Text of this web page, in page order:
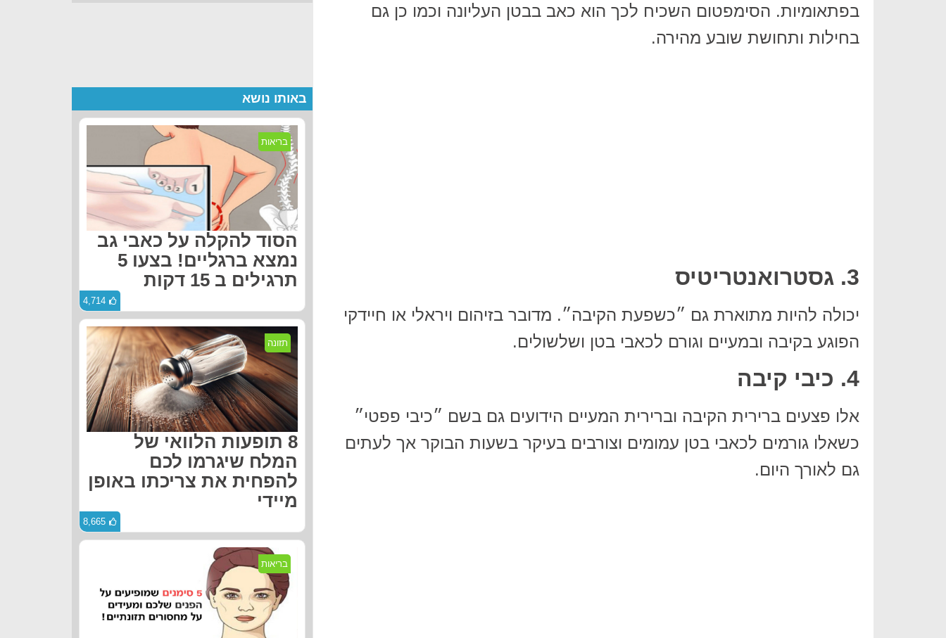
בפתאומיות. הסימפטום השכיח לכך הוא כאב בבטן העליונה וכמו כן גם
בחילות ותחושת שובע מהירה.
3. גסטרואנטריטיס
יכולה להיות מתוארת גם ״כשפעת הקיבה״. מדובר בזיהום ויראלי או חיידקי
הפוגע בקיבה ובמעיים וגורם לכאבי בטן ושלשולים.
4. כיבי קיבה
אלו פצעים ברירית הקיבה וברירית המעיים הידועים גם בשם ״כיבי פפטי״
כשאלו גורמים לכאבי בטן עמומים וצורבים בעיקר בשעות הבוקר אך לעתים
גם לאורך היום.
באותו נושא
בריאות
הסוד להקלה על כאבי גב
נמצא ברגליים! בצעו 5
תרגילים ב 15 דקות
4,714
תזונה
8 תופעות הלוואי של
המלח שיגרמו לכם
להפחית את צריכתו באופן
מיידי
8,665
בריאות